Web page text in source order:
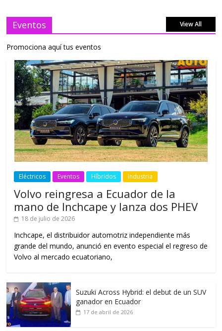
Eventos View All
Promociona aquí tus eventos
Eléctricos Eventos Híbridos Industria
Volvo reingresa a Ecuador de la
mano de Inchcape y lanza dos PHEV
18 de julio de 2026
Inchcape, el distribuidor automotriz independiente más
grande del mundo, anunció en evento especial el regreso de
Volvo al mercado ecuatoriano,
Suzuki Across Hybrid: el debut de un SUV
ganador en Ecuador
17 de abril de 2026